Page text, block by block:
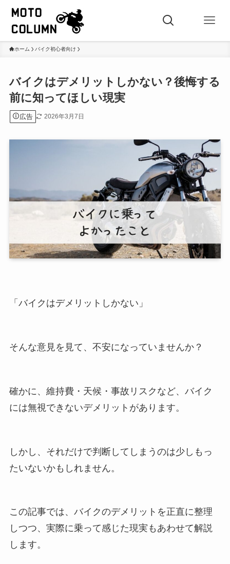
ホーム バイク初心者向け
バイクはデメリットしかない？後悔する
前に知ってほしい現実
広告 2026年3月7日
「バイクはデメリットしかない」
そんな意見を見て、不安になっていませんか？
確かに、維持費・天候・事故リスクなど、バイク
には無視できないデメリットがあります。
しかし、それだけで判断してしまうのは少しもっ
たいないかもしれません。
この記事では、バイクのデメリットを正直に整理
しつつ、実際に乗って感じた現実もあわせて解説
します。